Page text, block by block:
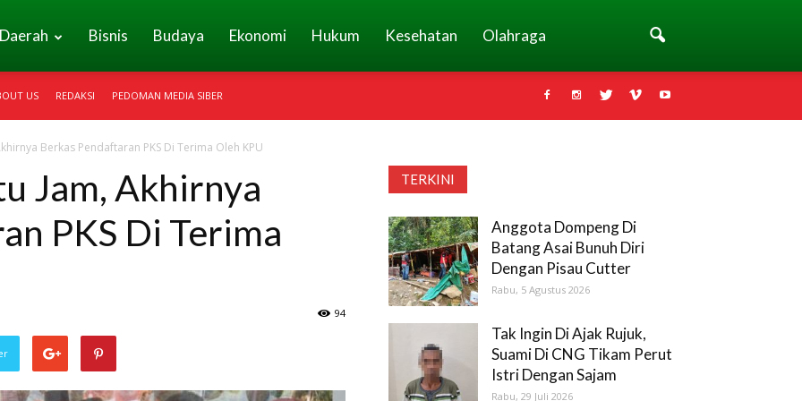
Daerah Bisnis Budaya Ekonomi Hukum Kesehatan Olahraga
US REDAKSI PEDOMAN MEDIA SIBER
Berkas Pendaftaran PKS Di Terima Oleh KPU
Jam, Akhirnya
PKS Di Terima
94
TERKINI
Anggota Dompeng Di
Batang Asai Bunuh Diri
Dengan Pisau Cutter
Rabu, 5 Agustus 2026
Tak Ingin Di Ajak Rujuk,
Suami Di CNG Tikam Perut
Istri Dengan Sajam
Rabu, 29 Juli 2026